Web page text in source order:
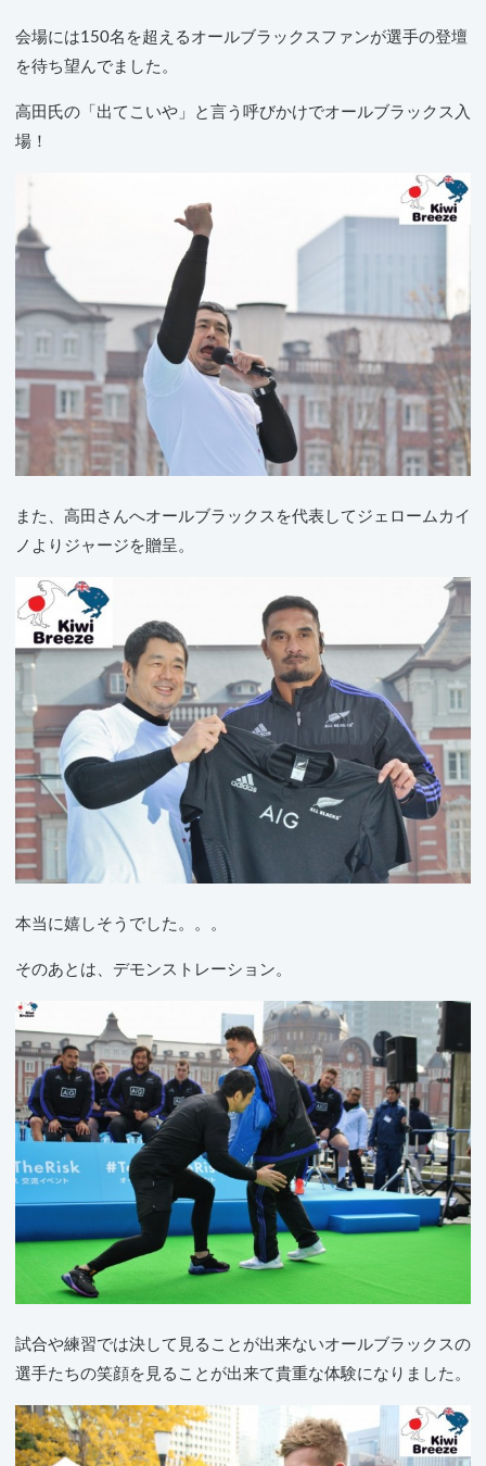
会場には150名を超えるオールブラックスファンが選手の登壇
を待ち望んでました。
高田氏の「出てこいや」と言う呼びかけでオールブラックス入
場！
また、高田さんへオールブラックスを代表してジェロームカイ
ノよりジャージを贈呈。
本当に嬉しそうでした。。。
そのあとは、デモンストレーション。
試合や練習では決して見ることが出来ないオールブラックスの
選手たちの笑顔を見ることが出来て貴重な体験になりました。